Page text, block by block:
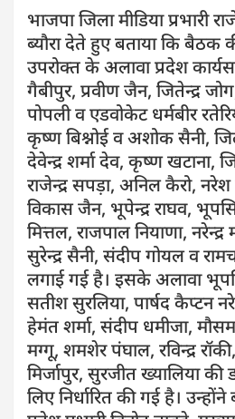
भाजपा जिला मीडिया प्रभारी
ब्यौरा देते हुए बताया कि बैठक
उपरोक्त के अलावा प्रदेश
गैबीपुर, प्रवीण जैन, जितेन्द्र
पोपली व एडवोकेट धर्मबीर
कृष्ण बिश्नोई व अशोक सैनी,
देवेन्द्र शर्मा देव, कृष्ण खटाना,
राजेन्द्र सपड़ा, अनिल कैरो,
विकास जैन, भूपेन्द्र राघव,
मित्तल, राजपाल नियाणा,
सुरेन्द्र सैनी, संदीप गोयल व
लगाई गई है। इसके अलावा
सतीश सुरलिया, पार्षद कैप्टन
हेमंत शर्मा, संदीप धमीजा,
मग्गू, शमशेर पंघाल, रविन्द्र
मिर्जापुर, सुरजीत ख्यालिया की
लिए निर्धारित की गई है।